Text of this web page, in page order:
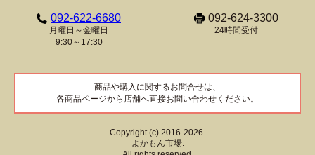
092-622-6680
月曜日～金曜日
9:30～17:30
092-624-3300
24時間受付
商品や購入に関するお問合せは、
各商品ページから店舗へ直接お問い合わせください。
Copyright (c) 2016-2026.
よかもん市場.